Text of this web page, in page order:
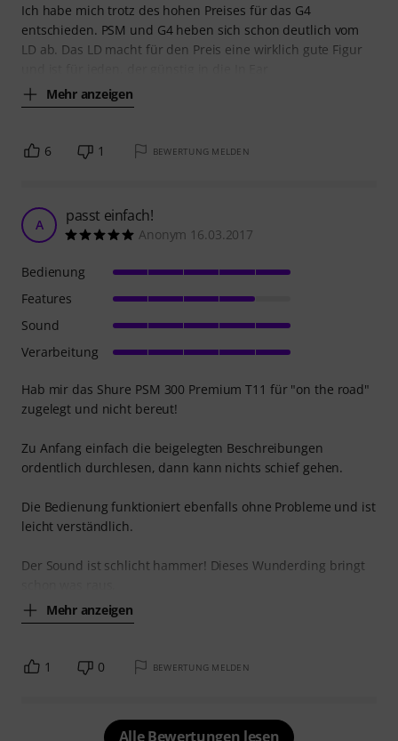
Ich habe mich trotz des hohen Preises für das G4
entschieden. PSM und G4 heben sich schon deutlich vom
LD ab. Das LD macht für den Preis eine wirklich gute Figur
Mehr anzeigen
6 1 BEWERTUNG MELDEN
A passt einfach!
Anonym 16.03.2017
Hab mir das Shure PSM 300 Premium T11 für "on the road"
zugelegt und nicht bereut!
Zu Anfang einfach die beigelegten Beschreibungen
ordentlich durchlesen, dann kann nichts schief gehen.
Die Bedienung funktioniert ebenfalls ohne Probleme und ist
leicht verständlich.
Der Sound ist schlicht hammer! Dieses Wunderding bringt
Mehr anzeigen
Bedienung
Features
Sound
Verarbeitung
1 0 BEWERTUNG MELDEN
Alle Bewertungen lesen